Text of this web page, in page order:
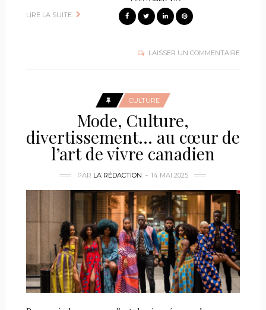
LIRE LA SUITE
LAISSER UN COMMENTAIRE
CULTURE
Mode, Culture,
divertissement… au cœur de
l’art de vivre canadien
PAR LA RÉDACTION 14 MAI 2025